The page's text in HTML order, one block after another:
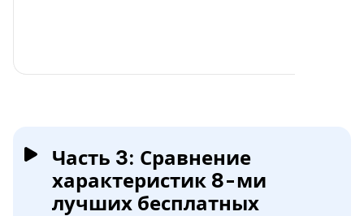
Часть 3: Сравнение
характеристик 8-ми
лучших бесплатных